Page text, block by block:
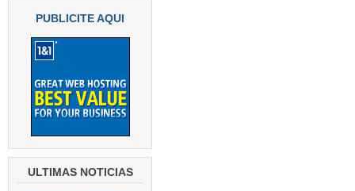
PUBLICITE AQUI
ULTIMAS NOTICIAS